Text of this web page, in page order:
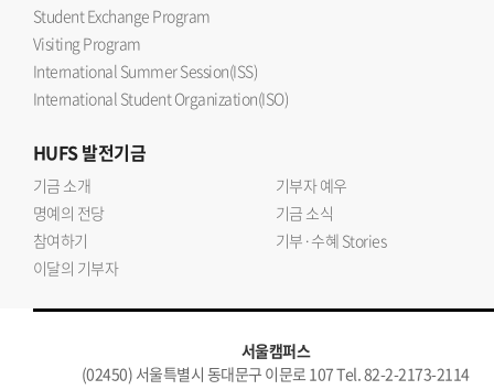
Student Exchange Program
Visiting Program
International Summer Session(ISS)
International Student Organization(ISO)
HUFS발전기금
기금 소개
기부자 예우
명예의 전당
기금 소식
참여하기
기부·수혜 Stories
이달의 기부자
서울캠퍼스
(02450) 서울특별시 동대문구 이문로 107 Tel. 82-2-2173-2114